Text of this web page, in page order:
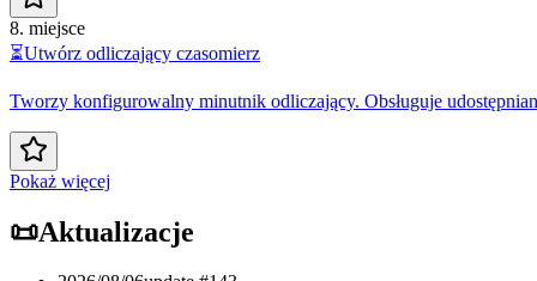
8. miejsce
⏳Utwórz odliczający czasomierz
Tworzy konfigurowalny minutnik odliczający. Obsługuje
Pokaż więcej
📜Aktualizacje